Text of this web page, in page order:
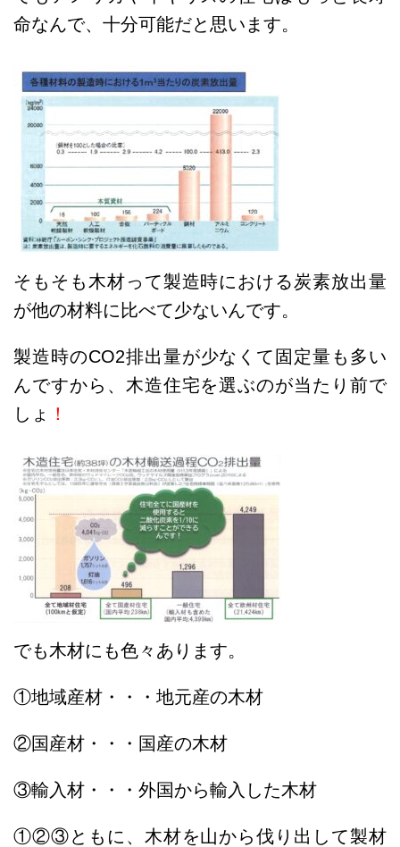
命なんで、十分可能だと思います。
そもそも木材って製造時における炭素放出量
が他の材料に比べて少ないんです。
製造時のCO2排出量が少なくて固定量も多い
んですから、木造住宅を選ぶのが当たり前で
しょ ！
でも木材にも色々あります。
①地域産材・・・地元産の木材
②国産材・・・国産の木材
③輸入材・・・外国から輸入した木材
①②③ともに、 木材を山から伐り出して製材